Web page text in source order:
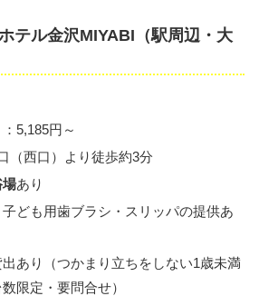
テル金沢MIYABI（駅周辺・大
5,185円～
（西口）より徒歩約3分
場あり
ども用歯ブラシ・スリッパの提供あ
あり（つかまり立ちをしない1歳未満
限定・要問合せ）